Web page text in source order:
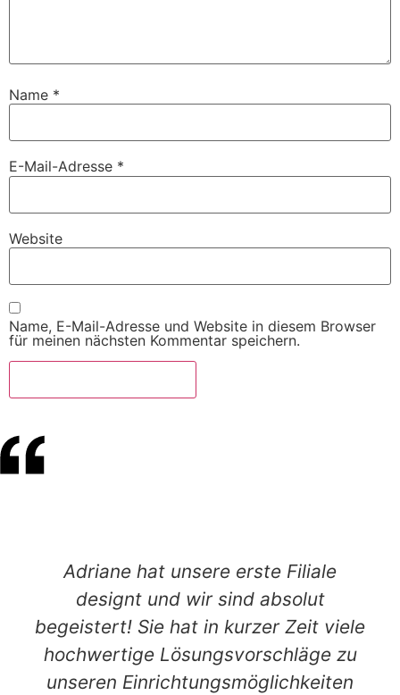
Name *
E-Mail-Adresse *
Website
Name, E-Mail-Adresse und Website in diesem Browser
für meinen nächsten Kommentar speichern.
Adriane hat unsere erste Filiale
designt und wir sind absolut
begeistert! Sie hat in kurzer Zeit viele
hochwertige Lösungsvorschläge zu
unseren Einrichtungsmöglichkeiten